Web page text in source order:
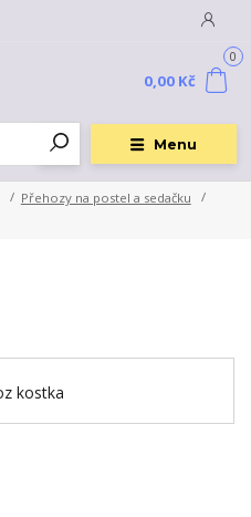
Menu
0
0,00 Kč
Přehozy na postel a sedačku